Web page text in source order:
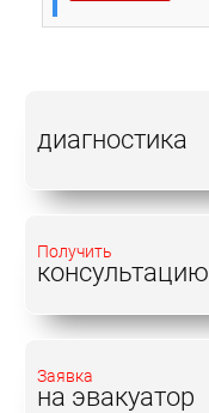
диагностика
Получить
консультацию
Заявка
на эвакуатор